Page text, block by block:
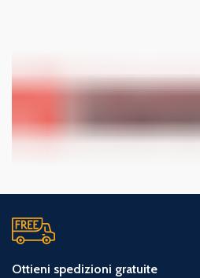
Ottieni spedizioni gratuite